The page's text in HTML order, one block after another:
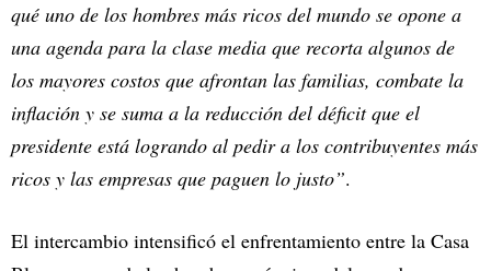
qué uno de los hombres más ricos del mundo se opone a
una agenda para la clase media que recorta algunos de
los mayores costos que afrontan las familias, combate la
inflación y se suma a la reducción del déficit que el
presidente está logrando al pedir a los contribuyentes más
ricos y las empresas que paguen lo justo”.
El intercambio intensificó el enfrentamiento entre la Casa